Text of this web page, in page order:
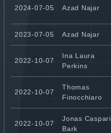
2024-07-05 Azad Najar
2023-07-05 Azad Najar
2022-10-07
Ina Laura
Perkins
2022-10-07
Thomas
Finocchiaro
2022-10-07
Jonas Caspari
Bark